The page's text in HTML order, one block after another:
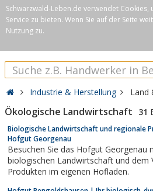
Schwarzwald-Leben.de verwendet
Service zu bieten. Wenn Sie auf der Seite
Nutzung zu.
Industrie & Herstellung Land
Ökologische Landwirtschaft 31
Biologische Landwirtschaft und regionale
Hofgut Georgenau
Besuchen Sie das Hofgut Georgenau
biologischen Landwirtschaft und dem
Produkten im eigenen Hofladen.